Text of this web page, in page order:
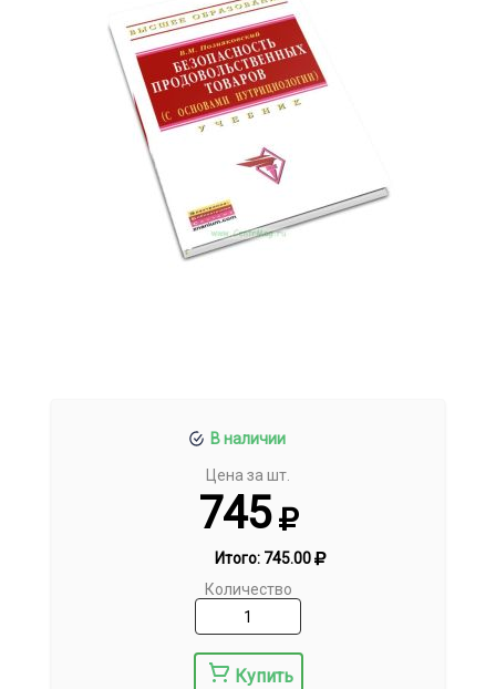
В наличии
Цена за шт.
745
Итого: 745.00
Количество
Купить